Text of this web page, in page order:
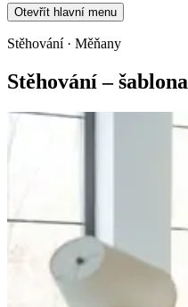
Otevřít hlavní menu
Stěhování · Měňany
Stěhování – šablona